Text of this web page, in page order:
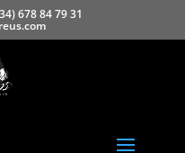
678 84 79 31